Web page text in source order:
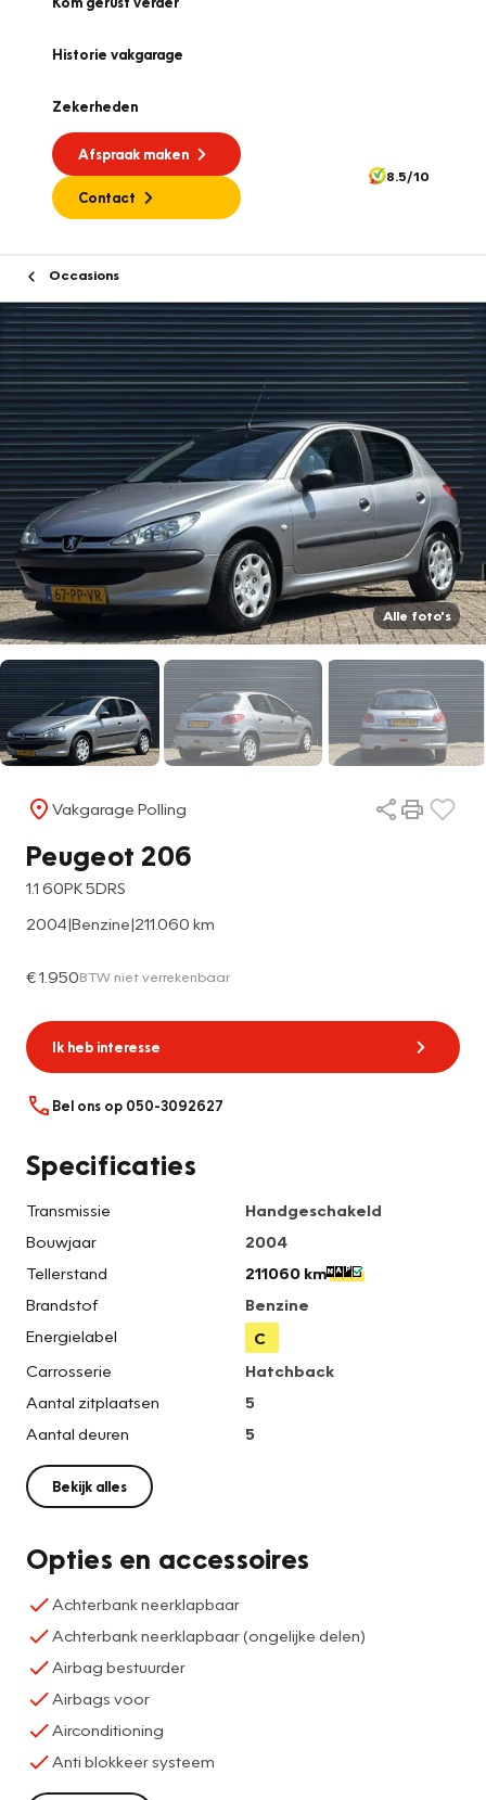
Historie vakgarage
Zekerheden
Afspraak maken
Contact
8.5/10
Occasions
Alle foto's
Vakgarage Polling
Peugeot 206
1.1 60PK 5DRS
2004|Benzine|211.060 km
€ 1.950BTW niet verrekenbaar
Ik heb interesse
Bel ons op 050-3092627
Specificaties
Transmissie
Handgeschakeld
Bouwjaar
2004
Tellerstand
211060 km
Brandstof
Benzine
Energielabel
C
Carrosserie
Hatchback
Aantal zitplaatsen
5
Aantal deuren
5
Bekijk alles
Opties en accessoires
Achterbank neerklapbaar
Achterbank neerklapbaar (ongelijke delen)
Airbag bestuurder
Airbags voor
Airconditioning
Anti blokkeer systeem